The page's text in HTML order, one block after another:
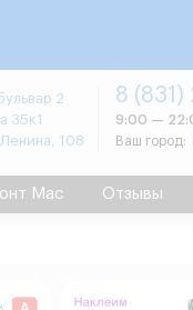
2
35к1
108
8 (831)
9:00 —
Ваш город:
Mac Отзывы